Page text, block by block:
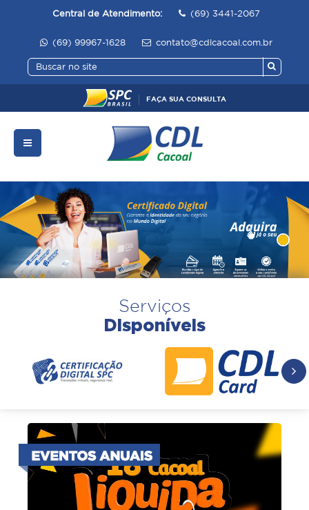
Central de Atendimento: (69) 3441-2067
(69) 99967-1628 contato@cdlcacoal.com.br
FAÇA SUA CONSULTA
Serviços
Disponíveis